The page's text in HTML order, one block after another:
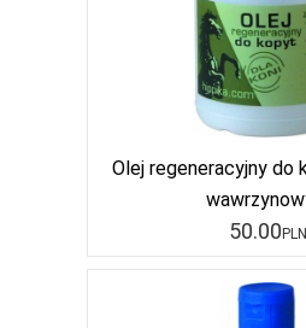
Olej regeneracyjny do
50.00 PLN